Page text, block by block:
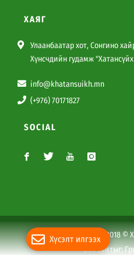
ХАЯГ
Улаанбаатар хот, Сонгино
Хүнсчдийн гудамж
info@khatansuikh.mn
(+976) 70171827
SOCIAL
Copyright 1996-2018 ©
Вэб сайтыг:
Хүсэлт илгээх